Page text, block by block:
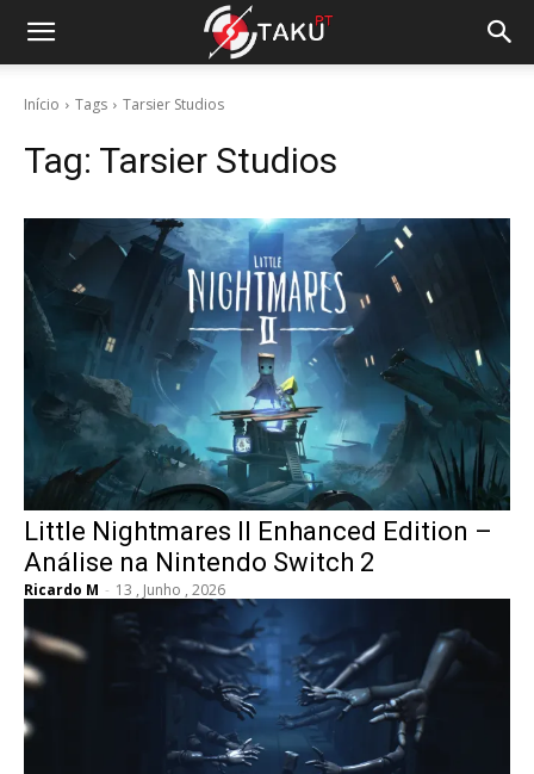
Início Tags Tarsier Studios
Tag: Tarsier Studios
Little Nightmares II Enhanced Edition –
Análise na Nintendo Switch 2
Ricardo M - 13 , Junho , 2026